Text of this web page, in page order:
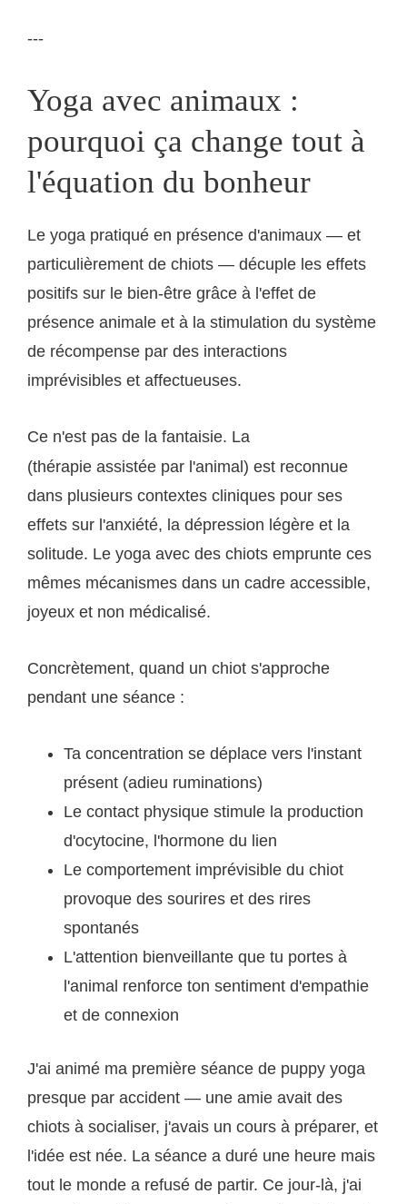
---
Yoga avec animaux :
pourquoi ça change tout à
l'équation du bonheur
Le yoga pratiqué en présence d'animaux — et
particulièrement de chiots — décuple les effets
positifs sur le bien-être grâce à l'effet de
présence animale et à la stimulation du système
de récompense par des interactions
imprévisibles et affectueuses.
Ce n'est pas de la fantaisie. La
(thérapie assistée par l'animal) est reconnue
dans plusieurs contextes cliniques pour ses
effets sur l'anxiété, la dépression légère et la
solitude. Le yoga avec des chiots emprunte ces
mêmes mécanismes dans un cadre accessible,
joyeux et non médicalisé.
Concrètement, quand un chiot s'approche
pendant une séance :
Ta concentration se déplace vers l'instant
présent (adieu ruminations)
Le contact physique stimule la production
d'ocytocine, l'hormone du lien
Le comportement imprévisible du chiot
provoque des sourires et des rires
spontanés
L'attention bienveillante que tu portes à
l'animal renforce ton sentiment d'empathie
et de connexion
J'ai animé ma première séance de puppy yoga
presque par accident — une amie avait des
chiots à socialiser, j'avais un cours à préparer, et
l'idée est née. La séance a duré une heure mais
tout le monde a refusé de partir. Ce jour-là, j'ai